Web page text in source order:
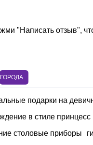
"Написать отзыв",
ГОРОДА
подарки на
в стиле принцесс
столовые приборы